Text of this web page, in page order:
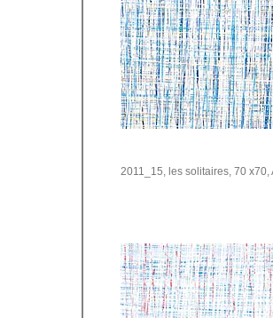
2011_15, les solitaires, 70